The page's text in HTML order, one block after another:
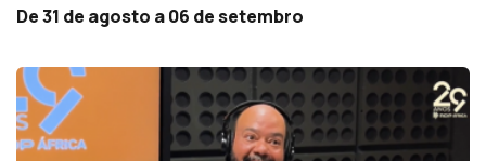
De 31 de agosto a 06 de setembro